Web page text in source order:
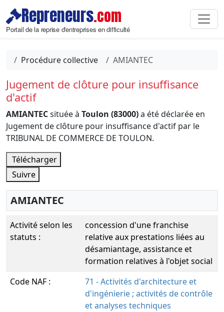
Repreneurs.com
Portail de la reprise d'entreprises en difficulté
Procédure collective AMIANTEC
Jugement de clôture pour insuffisance
d'actif
AMIANTECsituée à Toulon (83000)a été déclarée en
Jugement de clôture pour insuffisance d'actif par le
TRIBUNAL DE COMMERCE DE TOULON.
Télécharger
Suivre
AMIANTEC
Activité selon les
statuts :
concession d'une franchise
relative aux prestations liées au
désamiantage, assistance et
formation relatives à l'objet social
Code NAF :
71 - Activités d'architecture et
d'ingénierie ; activités de contrôle
et analyses techniques